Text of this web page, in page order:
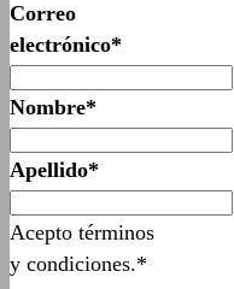
Correo
electrónico*
Nombre*
Apellido*
Acepto términos
y condiciones.*